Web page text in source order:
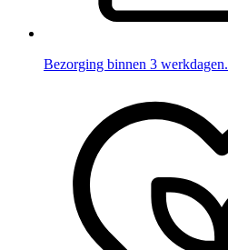
Bezorging binnen 3 werkdagen.